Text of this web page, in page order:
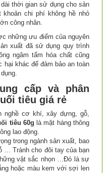
thời gian sử dụng cho sản
chi phí không hề nhỏ
công nhân.
những ưu điểm của nguyên
xuất đã sử dụng quy trình
ngâm tẩm hóa chất cũng
hại khác để đảm bảo an toàn
cấp và phân
tiêu giá rẻ
nghề cơ khí, xây dựng, gỗ,
tiêu 60g là mặt hàng thông
lao động.
trong ngành sản xuất, bao
… Tránh cho đôi tay của bạn
vật sắc nhọn …Đó là sự
hoặc màu kem với sợi len